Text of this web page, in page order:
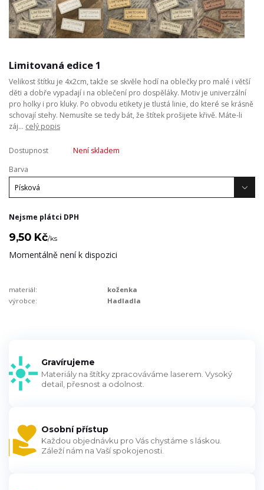
Limitovaná edice 1
Velikost štítku je 4x2cm, takže se skvěle hodí na oblečky pro malé i větší
děti a dobře vypadají i na oblečení pro dospěláky. Motiv je univerzální
pro holky i pro kluky. Po obvodu etikety je tlustá linie, do které se krásně
schovají stehy. Nemusíte se tedy bát, že štítek prošijete křivě. Máte-li
záj... celý popis
Dostupnost
Není skladem
Barva
Nejsme plátci DPH
9,50 Kč/ks
Momentálně není k dispozici
materiál:
koženka
výrobce:
Hadladla
Gravírujeme
Materiály na štítky zpracováváme laserem. Vysoký
detail, přesnost a odolnost.
Osobní přístup
Každou objednávku pro Vás chystáme s láskou.
Záleží nám na Vaší spokojenosti.